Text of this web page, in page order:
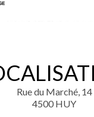
Rue du Marché, 14
4500 HUY